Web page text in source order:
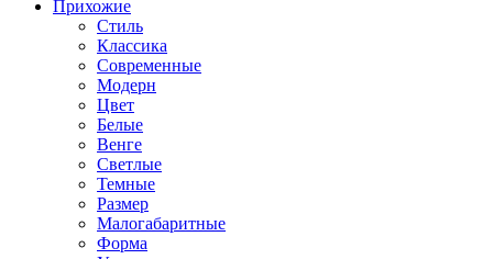
Прихожие
Стиль
Классика
Современные
Модерн
Цвет
Белые
Венге
Светлые
Темные
Размер
Малогабаритные
Форма